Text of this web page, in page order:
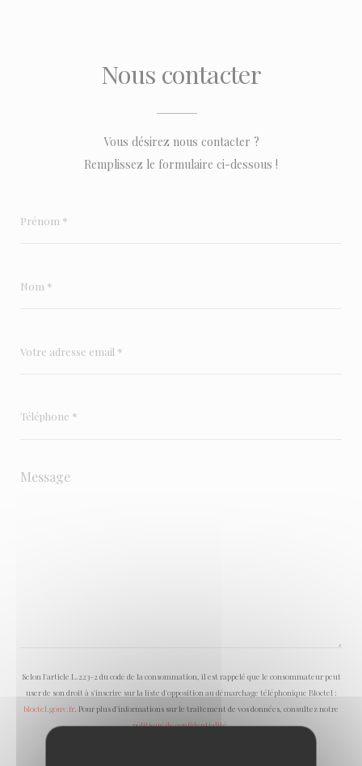
Nous contacter
Vous désirez nous contacter ?
Remplissez le formulaire ci-dessous !
Selon l'article L.223-2 du code de la consommation, il est rappelé que le consommateur peut
user de son droit à s'inscrire sur la liste d'opposition au démarchage téléphonique Bloctel :
bloctel.gouv.fr . Pour plus d'informations sur le traitement de vos données, consultez notre
politique de confidentialité.